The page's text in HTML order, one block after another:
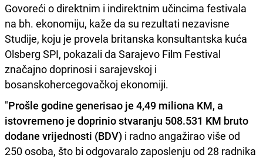
Govoreći o direktnim i indirektnim učincima festivala
na bh. ekonomiju, kaže da su rezultati nezavisne
Studije, koju je provela britanska konsultantska kuća
Olsberg SPI, pokazali da Sarajevo Film Festival
značajno doprinosi i sarajevskoj i
bosanskohercegovačkoj ekonomiji.
"Prošle godine generisao je 4,49 miliona KM, a
istovremeno je doprinio stvaranju 508.531 KM bruto
dodane vrijednosti (BDV) i radno angažirao više od
250 osoba, što bi odgovaralo zaposlenju od 28 radnika